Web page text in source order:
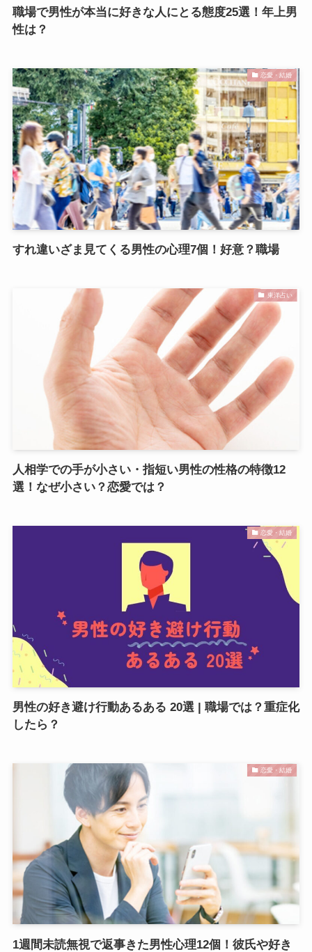
職場で男性が本当に好きな人にとる態度25選！年上男
性は？
恋愛・結婚
すれ違いざま見てくる男性の心理7個！好意？職場
東洋占い
人相学での手が小さい・指短い男性の性格の特徴12
選！なぜ小さい？恋愛では？
恋愛・結婚
男性の好き避け行動あるある 20選 | 職場では？重症化
したら？
恋愛・結婚
1週間未読無視で返事きた男性心理12個！彼氏や好き